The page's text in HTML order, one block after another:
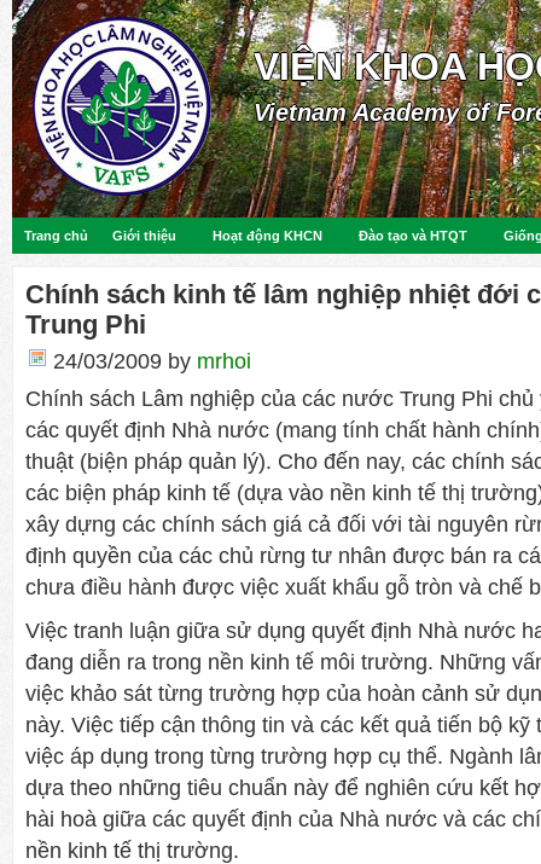
VIỆN KHOA
Vietnam Academy of
Trang chủ Giới thiệu Hoạt động KHCN Đào tạo và HTQT
Chính sách kinh tế lâm nghiệp nhiệt đới
Trung Phi
24/03/2009 by mrhoi
Chính sách Lâm nghiệp của các nước Trung Phi
các quyết định Nhà nước (mang tính chất hành
thuật (biện pháp quản lý). Cho đến nay, các chính
các biện pháp kinh tế (dựa vào nền kinh tế thị
xây dựng các chính sách giá cả đối với tài nguyên
định quyền của các chủ rừng tư nhân được bán ra
chưa điều hành được việc xuất khẩu gỗ tròn và chế
Việc tranh luận giữa sử dụng quyết định Nhà nước
đang diễn ra trong nền kinh tế môi trường. Những
việc khảo sát từng trường hợp của hoàn cảnh sử
này. Việc tiếp cận thông tin và các kết quả tiến bộ
việc áp dụng trong từng trường hợp cụ thể. Ngành
dựa theo những tiêu chuẩn này để nghiên cứu kết
hài hoà giữa các quyết định của Nhà nước và các
nền kinh tế thị trường.